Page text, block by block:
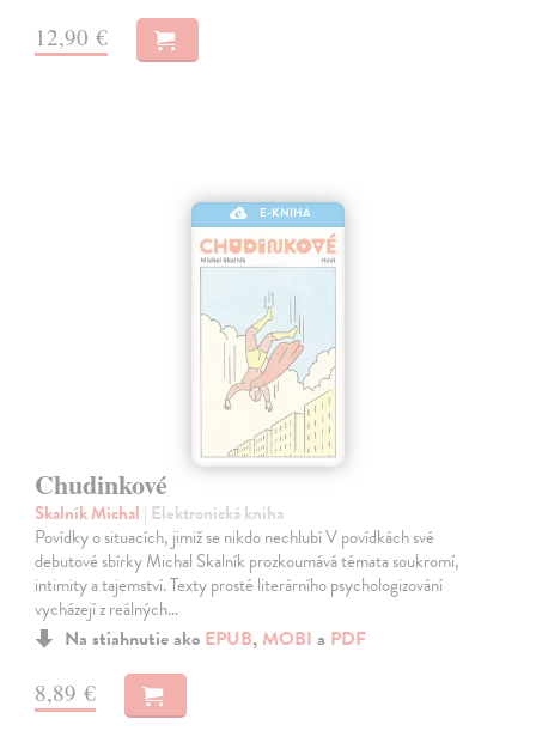
12,90 €
E-KNIHA
Chudinkové
Skalník Michal | Elektronická kniha
Povídky o situacích, jimiž se nikdo nechlubí V povídkách své
debutové sbírky Michal Skalník prozkoumává témata soukromí,
intimity a tajemství. Texty prosté literárního psychologizování
vycházejí z reálných…
Na stiahnutie ako EPUB, MOBI a PDF
8,89 €